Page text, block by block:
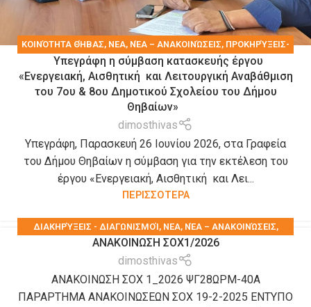
KΟΙΝΌΤΗΤΑ ΘΉΒΑΣ, ΝΕΑ, ΝΈΑ – ΑΝΑΚΟΙΝΏΣΕΙΣ, ΠΡΟΚΗΡΎΞΕΙΣ-
ΔΙΑΚΗΡΎΞΕΙΣ-ΠΡΟΜΉΘΕΙΕΣ-ΥΠΗΡΕΣΊΕΣ,ΤΑ ΝΈΑ ΤΟΥ ΔΉΜΟΥ
Υπεγράφη η σύμβαση κατασκευής έργου
«Ενεργειακή, Αισθητική και Λειτουργική Αναβάθμιση
του 7ου & 8ου Δημοτικού Σχολείου του Δήμου
Θηβαίων»
dimosthivas
Υπεγράφη, Παρασκευή 26 Ιουνίου 2026, στα Γραφεία
του Δήμου Θηβαίων η σύμβαση για την εκτέλεση του
έργου «Ενεργειακή, Αισθητική και Λει...
ΠΕΡΙΣΣΟΤΕΡΑ
ΔΙΑΚΗΡΎΞΕΙΣ - ΔΙΑΓΩΝΙΣΜΟΊ, ΝΕΑ, ΝΈΑ – ΑΝΑΚΟΙΝΏΣΕΙΣ,
ΠΡΟΚΗΡΎΞΕΙΣ-ΔΙΑΚΗΡΎΞΕΙΣ-ΠΡΟΜΉΘΕΙΕΣ-ΥΠΗΡΕΣΊΕΣ
ΠΡΟΣΛΉΨΕΙΣ ΠΡΟΣΩΠΙΚΟΎ
ΑΝΑΚΟΙΝΩΣΗ ΣΟΧ1/2026
dimosthivas
ΑΝΑΚΟΙΝΩΣΗ ΣΟΧ 1_2026 ΨΓ28ΩΡΜ-40Α
ΠΑΡΑΡΤΗΜΑ ΑΝΑΚΟΙΝΩΣΕΩΝ ΣΟΧ 19-2-2025 ΕΝΤΥΠΟ